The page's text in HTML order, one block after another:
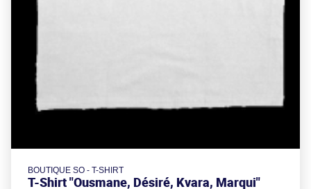
BOUTIQUE SO - T-SHIRT
T-Shirt "Ousmane, Désiré, Kvara, Marqui"